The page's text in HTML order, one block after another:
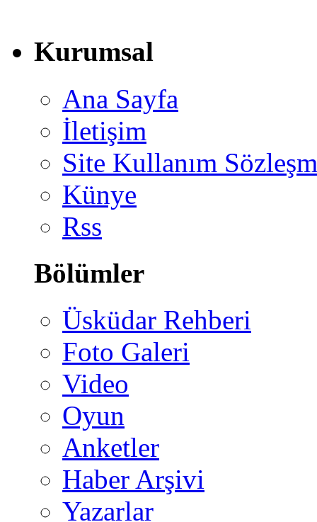
Kurumsal
Ana Sayfa
İletişim
Site Kullanım
Künye
Rss
Bölümler
Üsküdar Rehberi
Foto Galeri
Video
Oyun
Anketler
Haber Arşivi
Yazarlar